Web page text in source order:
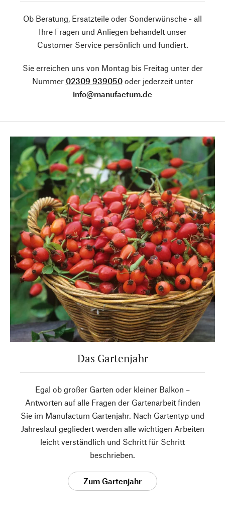
Ob Beratung, Ersatzteile oder Sonderwünsche - all
Ihre Fragen und Anliegen behandelt unser
Customer Service persönlich und fundiert.
Sie erreichen uns von Montag bis Freitag unter der
Nummer 02309 939050oder jederzeit unter
info@manufactum.de
Das Gartenjahr
Egal ob großer Garten oder kleiner Balkon –
Antworten auf alle Fragen der Gartenarbeit finden
Sie im Manufactum Gartenjahr. Nach Gartentyp und
Jahreslauf gegliedert werden alle wichtigen Arbeiten
leicht verständlich und Schritt für Schritt
beschrieben.
Zum Gartenjahr